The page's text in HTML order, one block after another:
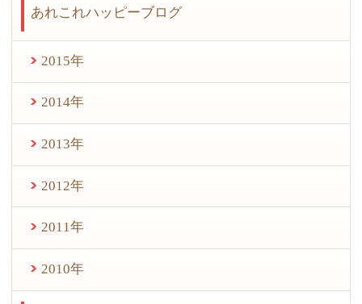
あれこれハッピーブログ
2015年
2014年
2013年
2012年
2011年
2010年